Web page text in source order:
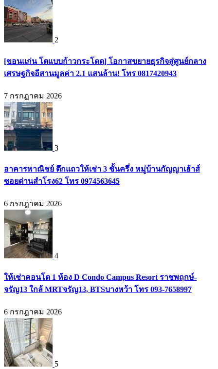
2
[ขอนแก่น โตแบบก้าวกระโดด] โอกาสขยายธุรกิจสู่ศูนย์กลาง
เศรษฐกิจอีสานมูลค่า 2.1 แสนล้าน! โทร 0817420943
7 กรกฎาคม 2026
3
อาคารพาณิชย์ ตึกแถวให้เช่า 3 ชั้นครึ่ง หมู่บ้านกัญญาเฮ้าส์
ซอยด่านสำโรง62 โทร 0974563645
6 กรกฎาคม 2026
4
ให้เช่าคอนโด 1 ห้อง D Condo Campus Resort ราชพฤกษ์-
จรัญ13 ใกล้ MRTจรัญ13, BTSบางหว้า โทร 093-7658997
6 กรกฎาคม 2026
5